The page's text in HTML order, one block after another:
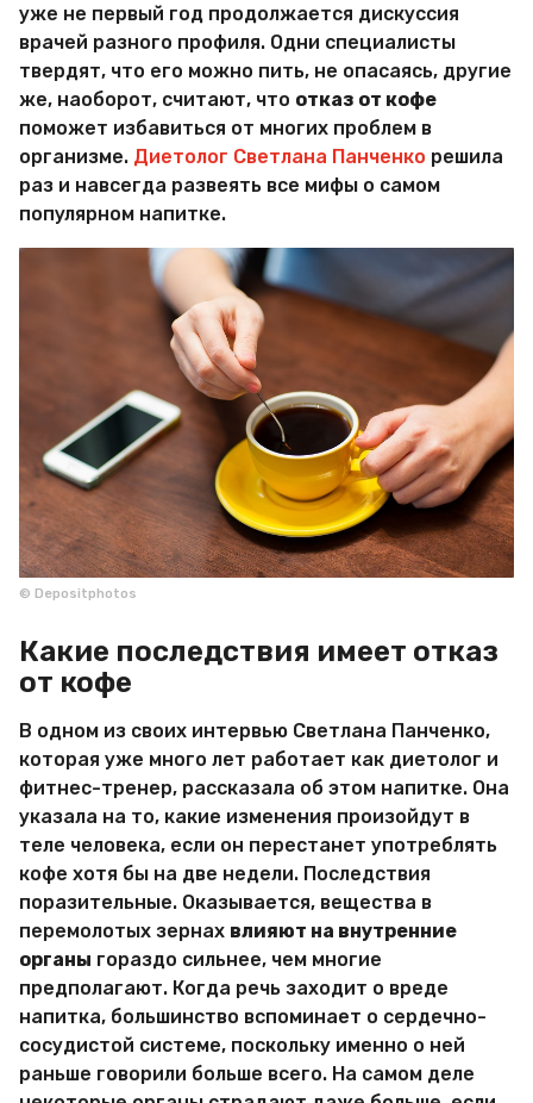
р
М
и
р
Х
и
т
р
о
с
уже не первый год продолжается дискуссия
врачей разного профиля. Одни специалисты
твердят, что его можно пить, не опасаясь, другие
же, наоборот, считают, что отказ от кофе
поможет избавиться от многих проблем в
организме. Диетолог Светлана Панченко решила
раз и навсегда развеять все мифы о самом
популярном напитке.
© Depositphotos
Какие последствия имеет отказ
от кофе
В одном из своих интервью Светлана Панченко,
которая уже много лет работает как диетолог и
фитнес-тренер, рассказала об этом напитке. Она
указала на то, какие изменения произойдут в
теле человека, если он перестанет употреблять
кофе хотя бы на две недели. Последствия
поразительные. Оказывается, вещества в
перемолотых зернах влияют на внутренние
органы гораздо сильнее, чем многие
предполагают. Когда речь заходит о вреде
напитка, большинство вспоминает о сердечно-
сосудистой системе, поскольку именно о ней
раньше говорили больше всего. На самом деле